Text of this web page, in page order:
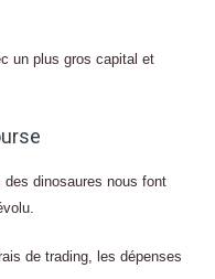
un plus gros capital et
des dinosaures nous font
de trading, les dépenses